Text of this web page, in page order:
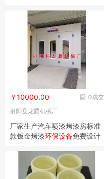
0成交
￥10000.00
射阳县龙腾机械厂
厂家生产汽车喷漆烤漆房标准
款钣金烤漆环保设备免费设计